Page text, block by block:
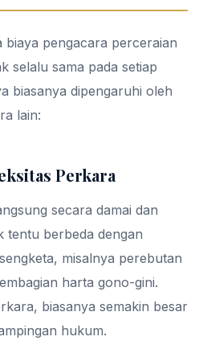
biaya pengacara perceraian
selalu sama pada setiap
biasanya dipengaruhi oleh
lain:
Perkara
secara damai dan
tentu berbeda dengan
misalnya perebutan
harta gono-gini.
biasanya semakin besar
hukum.